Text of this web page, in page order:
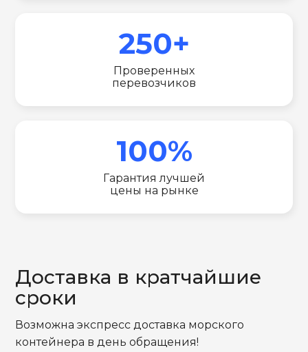
250+
Проверенных
перевозчиков
100%
Гарантия лучшей
цены на рынке
Доставка в кратчайшие
сроки
Возможна экспресс доставка морского
контейнера в день обращения!